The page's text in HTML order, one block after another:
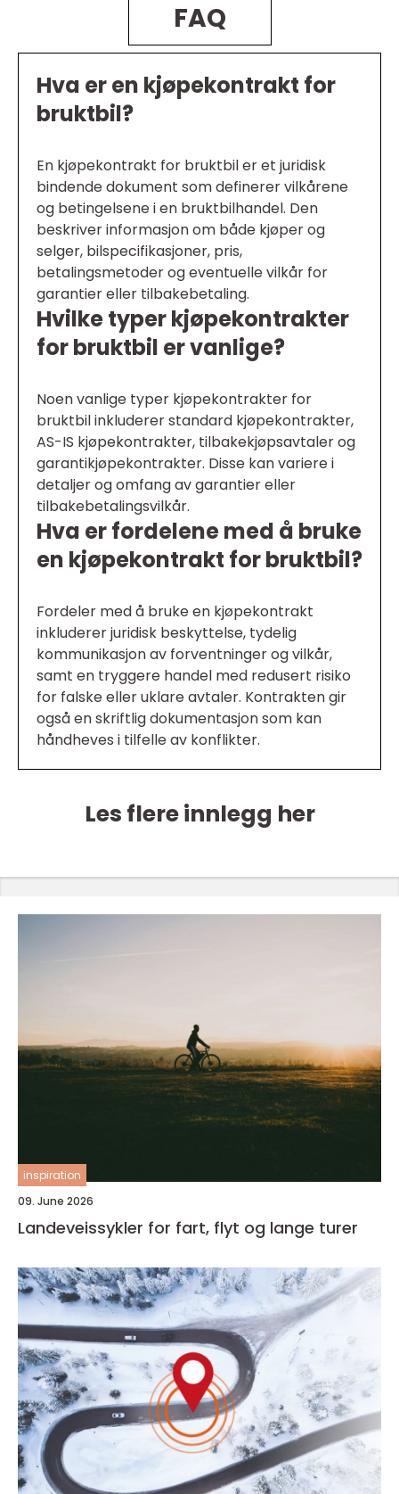
FAQ
Hva er en kjøpekontrakt for
bruktbil?
En kjøpekontrakt for bruktbil er et juridisk
bindende dokument som definerer vilkårene
og betingelsene i en bruktbilhandel. Den
beskriver informasjon om både kjøper og
selger, bilspecifikasjoner, pris,
betalingsmetoder og eventuelle vilkår for
garantier eller tilbakebetaling.
Hvilke typer kjøpekontrakter
for bruktbil er vanlige?
Noen vanlige typer kjøpekontrakter for
bruktbil inkluderer standard kjøpekontrakter,
AS-IS kjøpekontrakter, tilbakekjøpsavtaler og
garantikjøpekontrakter. Disse kan variere i
detaljer og omfang av garantier eller
tilbakebetalingsvilkår.
Hva er fordelene med å bruke
en kjøpekontrakt for bruktbil?
Fordeler med å bruke en kjøpekontrakt
inkluderer juridisk beskyttelse, tydelig
kommunikasjon av forventninger og vilkår,
samt en tryggere handel med redusert risiko
for falske eller uklare avtaler. Kontrakten gir
også en skriftlig dokumentasjon som kan
håndheves i tilfelle av konflikter.
Les flere innlegg her
inspiration
09. June 2026
Landeveissykler for fart, flyt og lange turer